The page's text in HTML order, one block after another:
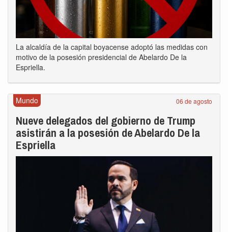
La alcaldía de la capital boyacense adoptó las medidas con
motivo de la posesión presidencial de Abelardo De la
Espriella.
Mundo 06 de agosto
Nueve delegados del gobierno de Trump
asistirán a la posesión de Abelardo De la
Espriella